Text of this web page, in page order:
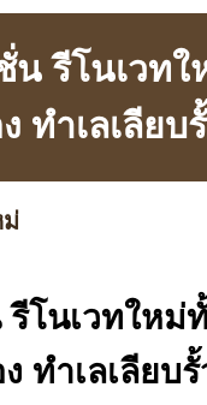
รีโนเวท
ทำเลเลีย
ม่
โนเวทใหม่
ทำเลเลียบ